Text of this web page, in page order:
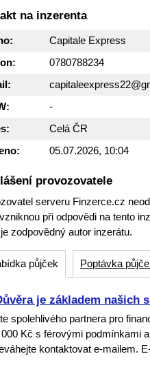
na inzerenta
Capitale Express
0780788234
-
Celá ČR
05.07.2026, 10:04
provozovatele
serveru Finzerce.cz
při odpovědi na tento
zodpovědný autor inzerátu.
půjček Poptávka
je základem našich
spolehlivého partnera pro
000 Kč s férovými podmínkami
kontaktovat e-mailem.